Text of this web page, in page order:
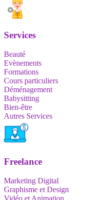
Services
Beauté
Evènements
Formations
Cours particuliers
Déménagement
Babysitting
Bien-être
Autres Services
Freelance
Marketing Digital
Graphisme et Design
Vidéo et Animation